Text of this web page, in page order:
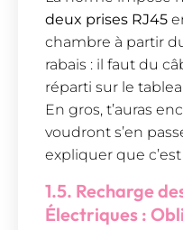
deux prises RJ45
chambre à partir
rabais : il faut du
réparti sur le
En gros, t’auras
voudront s’en
expliquer que
1.5. Recharge
Électriques :